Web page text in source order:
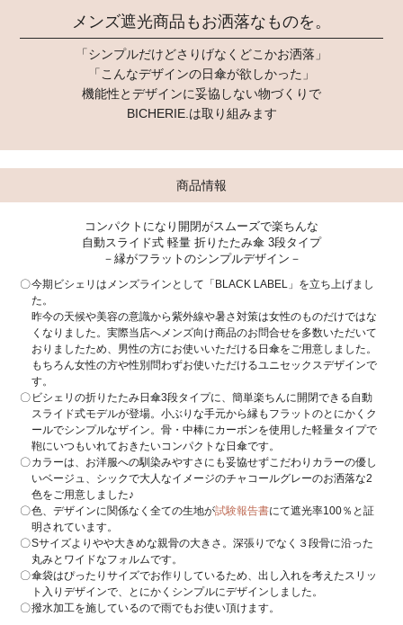
メンズ遮光商品もお洒落なものを。
「シンプルだけどさりげなくどこかお洒落」
「こんなデザインの日傘が欲しかった」
機能性とデザインに妥協しない物づくりで
BICHERIE.は取り組みます
商品情報
コンパクトになり開閉がスムーズで楽ちんな
自動スライド式 軽量 折りたたみ傘 3段タイプ
－縁がフラットのシンプルデザイン－
今期ビシェリはメンズラインとして「BLACK LABEL」を立ち上げまし
た。
昨今の天候や美容の意識から紫外線や暑さ対策は女性のものだけではな
くなりました。実際当店へメンズ向け商品のお問合せを多数いただいて
おりましたため、男性の方にお使いいただける日傘をご用意しました。
もちろん女性の方や性別問わずお使いただけるユニセックスデザインで
す。
ビシェリの折りたたみ日傘3段タイプに、簡単楽ちんに開閉できる自動
スライド式モデルが登場。小ぶりな手元から縁もフラットのとにかくク
ールでシンプルなザイン。骨・中棒にカーボンを使用した軽量タイプで
鞄にいつもいれておきたいコンパクトな日傘です。
カラーは、お洋服への馴染みやすさにも妥協せずこだわりカラーの優し
いベージュ、シックで大人なイメージのチャコールグレーのお洒落な2
色をご用意しました♪
色、デザインに関係なく全ての生地が試験報告書にて遮光率100％と証
明されています。
Sサイズよりやや大きめな親骨の大きさ。深張りでなく３段骨に沿った
丸みとワイドなフォルムです。
傘袋はぴったりサイズでお作りしているため、出し入れを考えたスリッ
ト入りデザインで、とにかくシンプルにデザインしました。
撥水加工を施しているので雨でもお使い頂けます。